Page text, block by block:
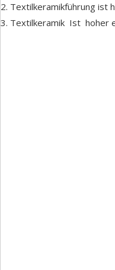
2. Textilkeramikführung ist
3. Textilkeramik Ist hoher